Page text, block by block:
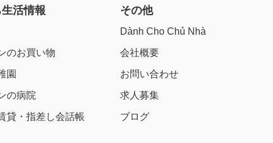
活情報
のお買い物
園
の病院
貸・指差し会話帳
その他
Dành Cho Chủ Nhà
会社概要
お問い合わせ
求人募集
ブログ